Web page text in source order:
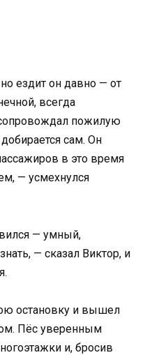
ездит он давно — от
всегда
пожилую
сам. Он
в это время
— усмехнулся
— умный,
— сказал Виктор, и
остановку и вышел
Пёс уверенным
и, бросив